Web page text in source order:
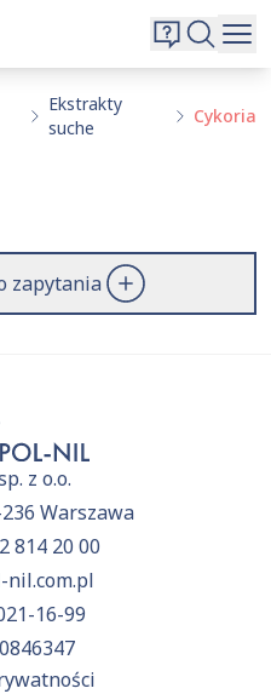
Ekstrakty
suche
Cykoria
zapytania
z o.o.
Warszawa
814 20 00
nil.com.pl
16-99
do zapytania.